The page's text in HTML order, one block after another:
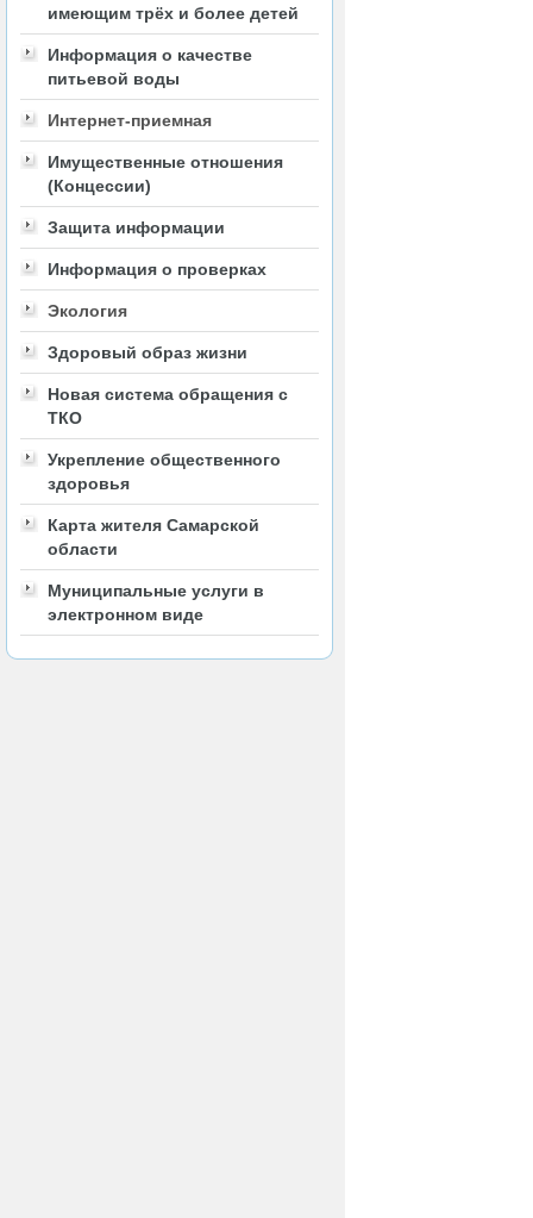
имеющим трёх и более детей
Информация о качестве
питьевой воды
Интернет-приемная
Имущественные отношения
(Концессии)
Защита информации
Информация о проверках
Экология
Здоровый образ жизни
Новая система обращения с
ТКО
Укрепление общественного
здоровья
Карта жителя Самарской
области
Муниципальные услуги в
электронном виде